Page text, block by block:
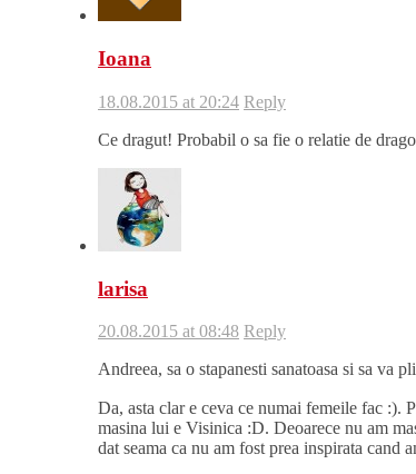
Ioana
18.08.2015 at 20:24 Reply
Ce dragut! Probabil o sa fie o relatie de
larisa
20.08.2015 at 08:48 Reply
Andreea, sa o stapanesti sanatoasa si sa va
Da, asta clar e ceva ce numai femeile fac :).
masina lui e Visinica :D. Deoarece nu am
dat seama ca nu am fost prea inspirata cand